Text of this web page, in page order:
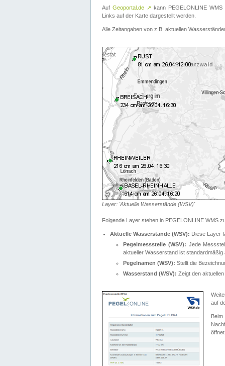
Auf Geoportal.de ↗ kann PEGELONLINE
Links auf der Karte dargestellt werden.
Alle Zeitangaben von z.B. aktuellen
Layer: 'Aktuelle Wasserstände (WSV)'
Folgende Layer stehen in PEGELONLINE WMS
Aktuelle Wasserstände (WSV): Diese Layer
Pegelmessstelle (WSV): Jede
aktueller Wasserstand ist standardmäßig
Pegelnamen (WSV): Stellt die
Wasserstand (WSV): Zeigt den
auf